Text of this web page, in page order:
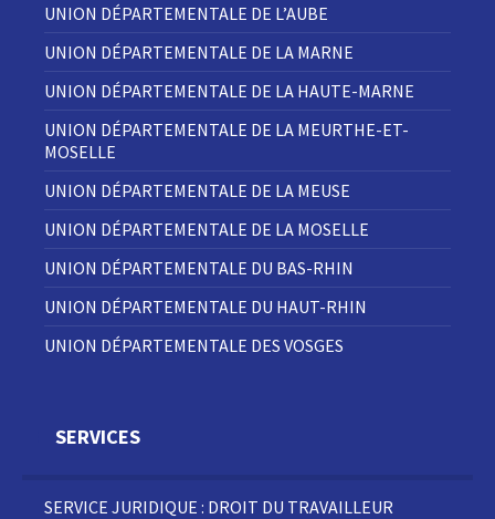
UNION DÉPARTEMENTALE DE L’AUBE
UNION DÉPARTEMENTALE DE LA MARNE
UNION DÉPARTEMENTALE DE LA HAUTE-MARNE
UNION DÉPARTEMENTALE DE LA MEURTHE-ET-
MOSELLE
UNION DÉPARTEMENTALE DE LA MEUSE
UNION DÉPARTEMENTALE DE LA MOSELLE
UNION DÉPARTEMENTALE DU BAS-RHIN
UNION DÉPARTEMENTALE DU HAUT-RHIN
UNION DÉPARTEMENTALE DES VOSGES
SERVICES
SERVICE JURIDIQUE : DROIT DU TRAVAILLEUR